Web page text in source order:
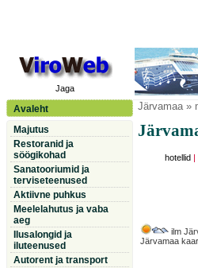
Jaga
Avaleht
Majutus
Restoranid ja
söögikohad
Sanatooriumid ja
terviseteenused
Aktiivne puhkus
Meelelahutus ja vaba
aeg
Ilusalongid ja
iluteenused
Autorent ja transport
Järvamaa»
hotellid
ilm
Järvamaa